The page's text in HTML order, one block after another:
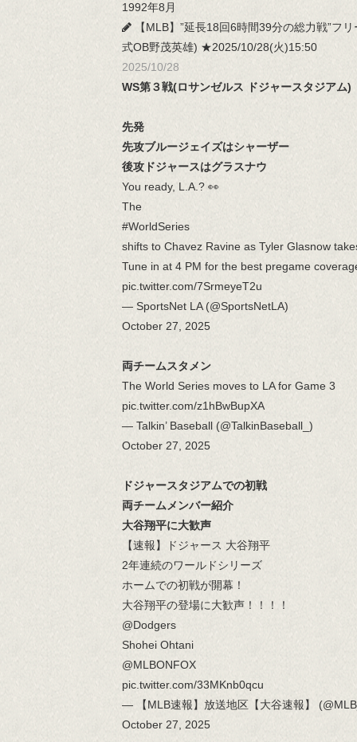
1992年8月
【MLB】”延長18回6時間39分の総力戦”フ
式OB野茂英雄) ★2025/10/28(火)15:50
2025/10/28
WS第３戦(ロサンゼルス ドジャースタジアム)
先発
先攻ブルージェイズはシャーザー
後攻ドジャースはグラスナウ
You ready, L.A.? 👀
The
#WorldSeries
shifts to Chavez Ravine as Tyler Glasnow
Tune in at 4 PM for the best pregame
pic.twitter.com/7SrmeyeT2u
— SportsNet LA (@SportsNetLA)
October 27, 2025
両チームスタメン
The World Series moves to LA for Game 3
pic.twitter.com/z1hBwBupXA
— Talkin’ Baseball (@TalkinBaseball_)
October 27, 2025
ドジャースタジアムでの初戦
両チームメンバー紹介
大谷翔平に大歓声
【速報】ドジャース 大谷翔平
2年連続のワールドシリーズ
ホームでの初戦が開幕！
大谷翔平の登場に大歓声！！！！
@Dodgers
Shohei Ohtani
@MLBONFOX
pic.twitter.com/33MKnb0qcu
— 【MLB速報】放送地区【大谷速報】
October 27, 2025